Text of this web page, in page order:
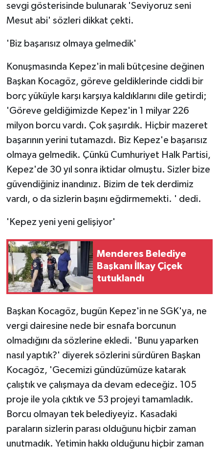
sevgi gösterisinde bulunarak 'Seviyoruz seni
Mesut abi' sözleri dikkat çekti.
'Biz başarısız olmaya gelmedik'
Konuşmasında Kepez'in mali bütçesine değinen
Başkan Kocagöz, göreve geldiklerinde ciddi bir
borç yüküyle karşı karşıya kaldıklarını dile getirdi;
'Göreve geldiğimizde Kepez'in 1 milyar 226
milyon borcu vardı. Çok şaşırdık. Hiçbir mazeret
başarının yerini tutamazdı. Biz Kepez'e başarısız
olmaya gelmedik. Çünkü Cumhuriyet Halk Partisi,
Kepez'de 30 yıl sonra iktidar olmuştu. Sizler bize
güvendiğiniz inandınız. Bizim de tek derdimiz
vardı, o da sizlerin başını eğdirmemekti. ' dedi.
'Kepez yeni yeni gelişiyor'
Menderes Belediye
Başkanı İlkay Çiçek
tutuklandı
Başkan Kocagöz, bugün Kepez'in ne SGK'ya, ne
vergi dairesine nede bir esnafa borcunun
olmadığını da sözlerine ekledi. 'Bunu yaparken
nasıl yaptık?' diyerek sözlerini sürdüren Başkan
Kocagöz, 'Gecemizi gündüzümüze katarak
çalıştık ve çalışmaya da devam edeceğiz. 105
proje ile yola çıktık ve 53 projeyi tamamladık.
Borcu olmayan tek belediyeyiz. Kasadaki
paraların sizlerin parası olduğunu hiçbir zaman
unutmadık. Yetimin hakkı olduğunu hiçbir zaman